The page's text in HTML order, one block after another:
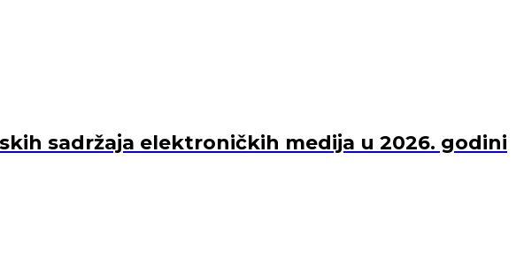
sadržaja elektroničkih medija u 2026. godini